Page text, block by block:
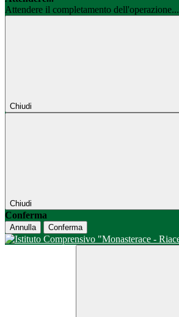
Attendere il completamento dell'operazione...
Chiudi
Chiudi
Conferma
Annulla Conferma